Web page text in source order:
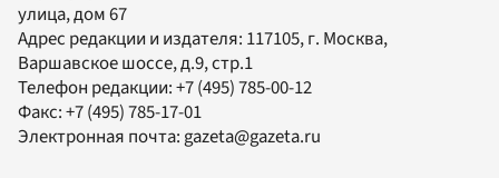
улица, дом 67
Адрес редакции и издателя: 117105, г. Москва,
Варшавское шоссе, д.9, стр.1
Телефон редакции:+7 (495) 785-00-12
Факс:+7 (495) 785-17-01
Электронная почта: gazeta@gazeta.ru